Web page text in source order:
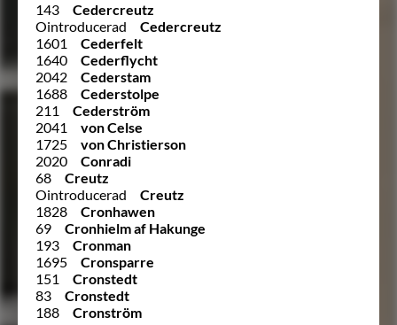
143
Cedercreutz
Ointroducerad
Cedercreutz
1601
Cederfelt
1640
Cederflycht
2042
Cederstam
1688
Cederstolpe
211
Cederström
2041
von Celse
1725
von Christierson
2020
Conradi
68
Creutz
Ointroducerad
Creutz
1828
Cronhawen
69
Cronhielm af Hakunge
193
Cronman
1695
Cronsparre
151
Cronstedt
83
Cronstedt
188
Cronström